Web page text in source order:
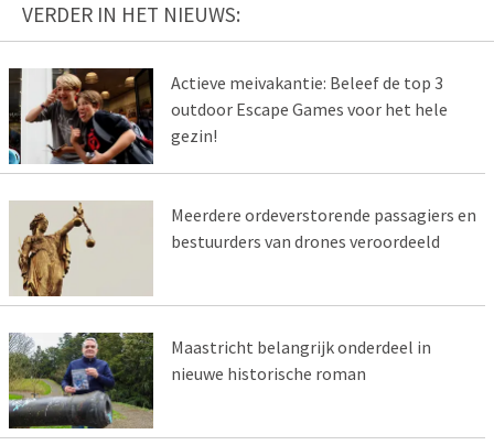
VERDER IN HET NIEUWS:
Actieve meivakantie: Beleef de top 3
outdoor Escape Games voor het hele
gezin!
Meerdere ordeverstorende passagiers en
bestuurders van drones veroordeeld
Maastricht belangrijk onderdeel in
nieuwe historische roman